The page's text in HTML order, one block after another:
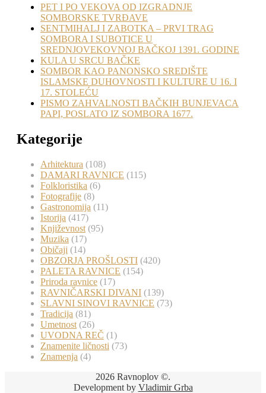
PET I PO VEKOVA OD IZGRADNJE
SOMBORSKE TVRĐAVE
SENTMIHALJ I ZABOTKA – PRVI TRAG
SOMBORA I SUBOTICE U
SREDNJOVEKOVNOJ BAČKOJ 1391. GODINE
KULA U SRCU BAČKE
SOMBOR KAO PANONSKO SREDIŠTE
ISLAMSKE DUHOVNOSTI I KULTURE U 16. I
17. STOLEĆU
PISMO ZAHVALNOSTI BAČKIH BUNJEVACA
PAPI, POSLATO IZ SOMBORA 1677.
Kategorije
Arhitektura (108)
DAMARI RAVNICE (115)
Folkloristika (6)
Fotografije (8)
Gastronomija (11)
Istorija (417)
Književnost (95)
Muzika (17)
Običaji (14)
OBZORJA PROŠLOSTI (420)
PALETA RAVNICE (154)
Priroda ravnice (17)
RAVNIČARSKI DIVANI (139)
SLAVNI SINOVI RAVNICE (73)
Tradicija (81)
Umetnost (26)
UVODNA REČ (1)
Znamenite ličnosti (73)
Znamenja (4)
2026 Ravnoplov ©.
Development by Vladimir Grba